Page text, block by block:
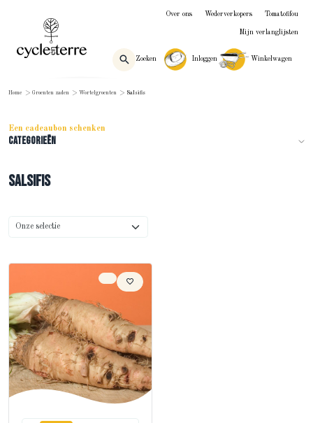
Over ons Wederverkopers Tomatofifou
Mijn verlanglijsten
Zoeken Inloggen Winkelwagen
Home > Groenten zaden > Wortelgroenten > Salsifis
Een cadeaubon schenken
Categorieën
Salsifis
Sorteren op
Onze selectie